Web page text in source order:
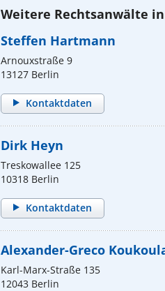
Weitere Rechtsanwälte
Steffen Hartmann
Arnouxstraße 9
13127 Berlin
Kontaktdaten
Dirk Heyn
Treskowallee 125
10318 Berlin
Kontaktdaten
Alexander-Greco
Karl-Marx-Straße 135
12043 Berlin